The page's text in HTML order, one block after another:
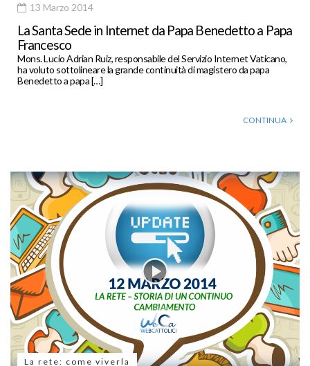
13 Marzo 2014
La Santa Sede in Internet da Papa Benedetto a Papa
Francesco
Mons. Lucio Adrian Ruiz, responsabile del Servizio Internet Vaticano,
ha voluto sottolineare la grande continuità di magistero da papa
Benedetto a papa […]
CONTINUA
La rete: come viverla